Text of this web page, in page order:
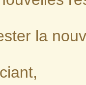
la